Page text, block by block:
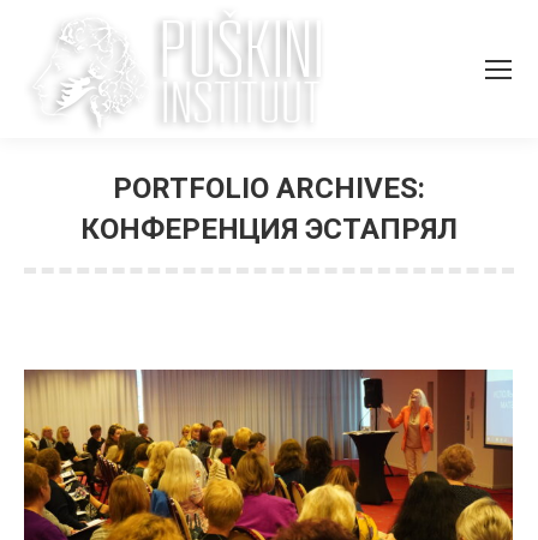
PORTFOLIO ARCHIVES:
КОНФЕРЕНЦИЯ ЭСТАПРЯЛ